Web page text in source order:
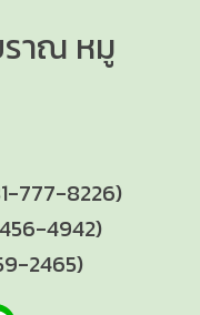
าณ หมู
777-8226)
4942)
2465)